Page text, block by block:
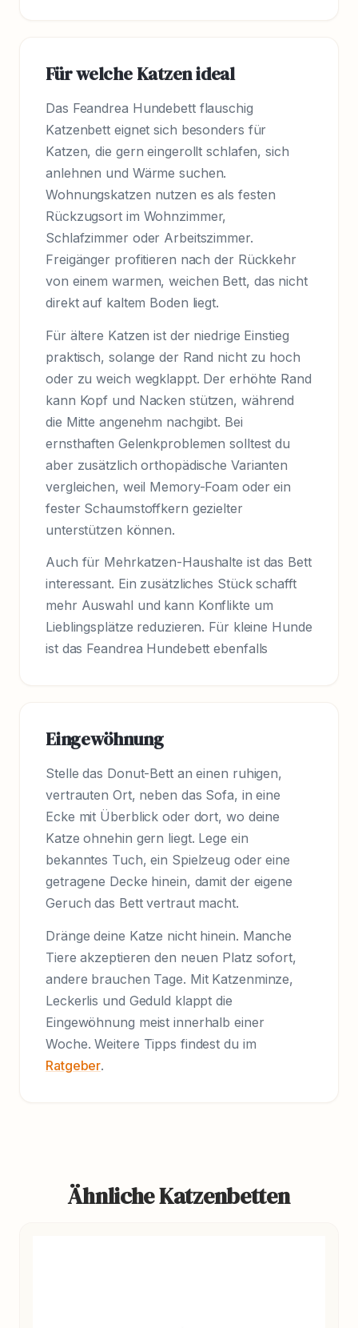
Für welche Katzen ideal
Das Feandrea Hundebett flauschig
Katzenbett eignet sich besonders für
Katzen, die gern eingerollt schlafen, sich
anlehnen und Wärme suchen.
Wohnungskatzen nutzen es als festen
Rückzugsort im Wohnzimmer,
Schlafzimmer oder Arbeitszimmer.
Freigänger profitieren nach der Rückkehr
von einem warmen, weichen Bett, das nicht
direkt auf kaltem Boden liegt.
Für ältere Katzen ist der niedrige Einstieg
praktisch, solange der Rand nicht zu hoch
oder zu weich wegklappt. Der erhöhte Rand
kann Kopf und Nacken stützen, während
die Mitte angenehm nachgibt. Bei
ernsthaften Gelenkproblemen solltest du
aber zusätzlich orthopädische Varianten
vergleichen, weil Memory-Foam oder ein
fester Schaumstoffkern gezielter
unterstützen können.
Auch für Mehrkatzen-Haushalte ist das Bett
interessant. Ein zusätzliches Stück schafft
mehr Auswahl und kann Konflikte um
Lieblingsplätze reduzieren. Für kleine Hunde
ist das Feandrea Hundebett ebenfalls
Eingewöhnung
Stelle das Donut-Bett an einen ruhigen,
vertrauten Ort, neben das Sofa, in eine
Ecke mit Überblick oder dort, wo deine
Katze ohnehin gern liegt. Lege ein
bekanntes Tuch, ein Spielzeug oder eine
getragene Decke hinein, damit der eigene
Geruch das Bett vertraut macht.
Dränge deine Katze nicht hinein. Manche
Tiere akzeptieren den neuen Platz sofort,
andere brauchen Tage. Mit Katzenminze,
Leckerlis und Geduld klappt die
Eingewöhnung meist innerhalb einer
Woche. Weitere Tipps findest du im
Ratgeber.
Ähnliche Katzenbetten